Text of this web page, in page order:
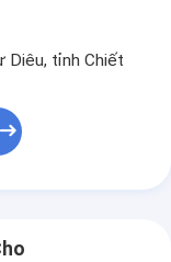
Diêu, tỉnh Chiết